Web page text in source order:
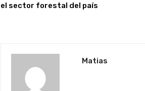
el sector forestal del país
Matias